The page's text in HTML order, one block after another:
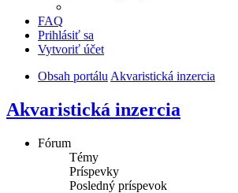
FAQ
Prihlásiť sa
Vytvoriť účet
Obsah portálu Akvaristická inzercia
Akvaristická inzercia
Fórum
Témy
Príspevky
Posledný príspevok